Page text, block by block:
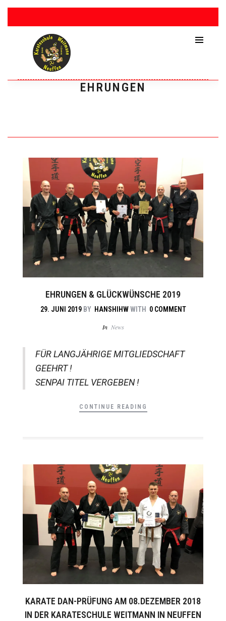
EHRUNGEN
EHRUNGEN & GLÜCKWÜNSCHE 2019
29. JUNI 2019 BY HANSHIHW WITH 0 COMMENT
In News
FÜR LANGJÄHRIGE MITGLIEDSCHAFT
GEEHRT !
SENPAI TITEL VERGEBEN !
CONTINUE READING
KARATE DAN-PRÜFUNG AM 08.DEZEMBER 2018
IN DER KARATESCHULE WEITMANN IN NEUFFEN